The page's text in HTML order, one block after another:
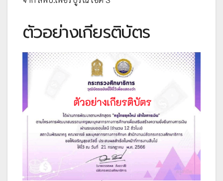
ตัวอย่างเกียรติบัตร